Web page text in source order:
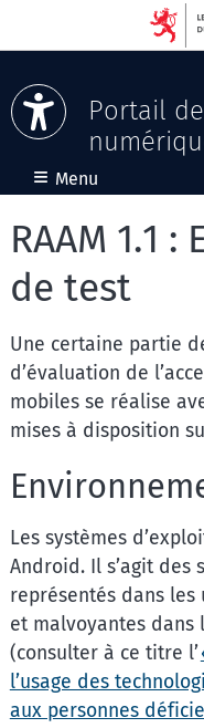
Portail
≡ Menu
RAAM 1.1
de test
Une certaine partie
d’évaluation de
mobiles se réalise
mises à disposition
Les systèmes
Android. Il s’agit des
représentés dans les
et malvoyantes dans
(consulter à ce titre l’
l’usage des
aux personnes